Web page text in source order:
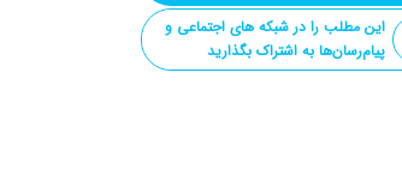
این مطلب را در شبکه های اجتماعی و
پیام‌رسان‌ها به اشتراک بگذارید